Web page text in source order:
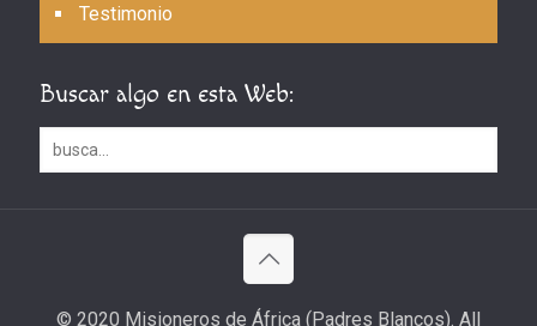
Testimonio
Buscar algo en esta Web:
© 2020 Misioneros de África (Padres Blancos). All